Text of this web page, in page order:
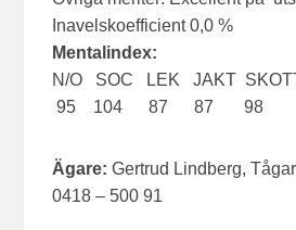
Inavelskoefficient 0,0 %
Mentalindex:
N/O SOC LEK JAKT
95 104 87 87 98
Ägare:Gertrud Lindberg,
0418 – 500 91